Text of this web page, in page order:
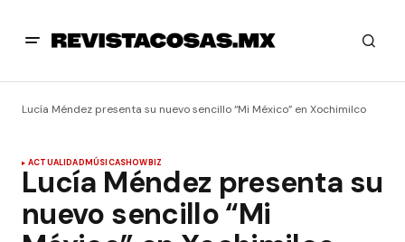
Lucía Méndez presenta su nuevo sencillo “Mi México” en Xochimilco
ACTUALIDADMÚSICASHOWBIZ
Lucía Méndez presenta su
nuevo sencillo “Mi